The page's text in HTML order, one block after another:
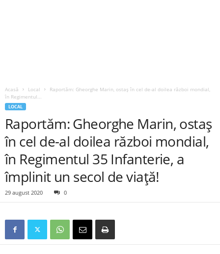
Acasă Local
Raportăm: Gheorghe Marin, ostaș în cel de-al doilea război mondial,
în Regimentul...
LOCAL
Raportăm: Gheorghe Marin, ostaș
în cel de-al doilea război mondial,
în Regimentul 35 Infanterie, a
împlinit un secol de viață!
29 august 2020 0